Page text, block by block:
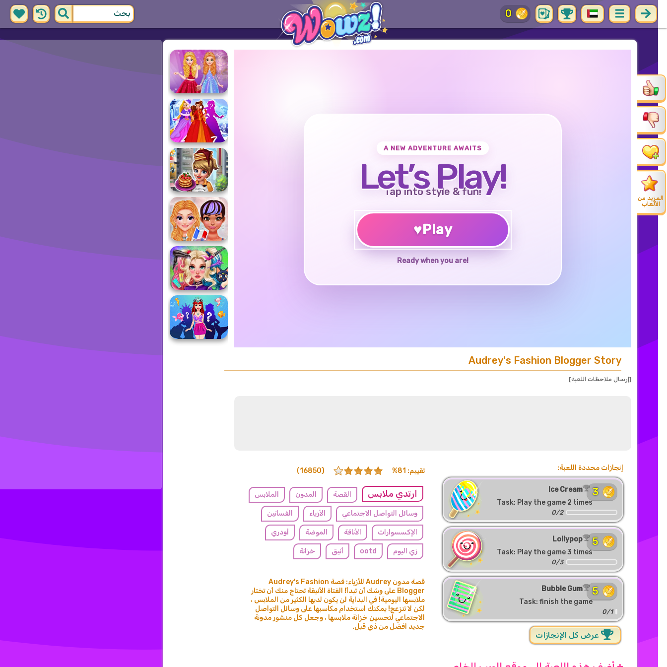
0
المزيد من
الألعاب
A NEW ADVENTURE AWAITS
Let’s Play!
Tap into style & fun!
♥Play
Ready when you are!
Audrey's Fashion Blogger Story
[إرسال ملاحظات اللعبة]
تقييم: 81% (16850)
ارتدي ملابس القصة المدون الملابس
وسائل التواصل الاجتماعي الأزياء الفساتين
الإكسسوارات الأناقة الموضة أودري
زي اليوم ootd أنيق خزانة
قصة مدون Audrey للأزياء: قصة Audrey's Fashion
Blogger على وشك أن تبدأ! الفتاة الأنيقة تحتاج منك أن تختار
ملابسها اليومية! في البداية لن يكون لديها الكثير من الملابس ،
لكن لا تنزعج! يمكنك استخدام مكاسبها على وسائل التواصل
الاجتماعي لتحسين خزانة ملابسها ، وجعل كل منشور مدونة
جديد أفضل من ذي قبل.
إنجازات محددة اللعبة:
Ice Cream
Task: Play the game 2 times
3
0/2
Lollypop
Task: Play the game 3 times
5
0/3
Bubble Gum
Task: finish the game
5
0/1
عرض كل الإنجازات